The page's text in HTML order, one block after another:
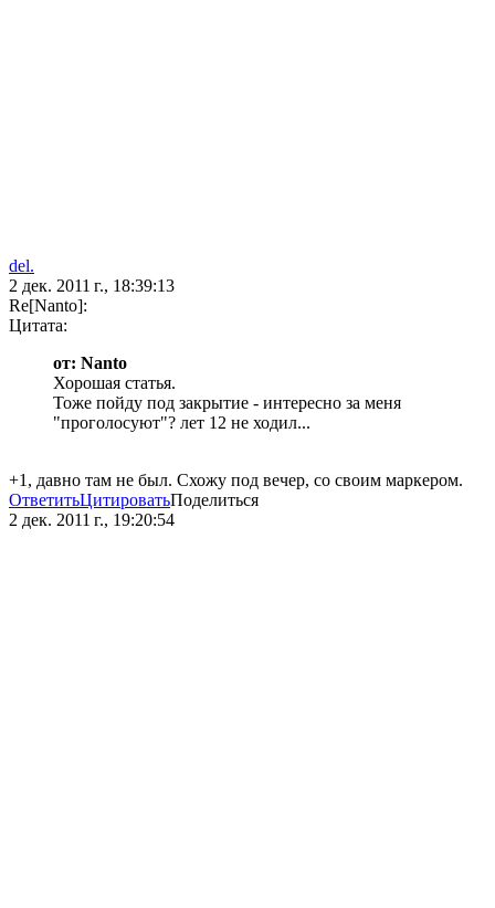
del.
2 дек. 2011 г., 18:39:13
Re[Nanto]:
Цитата:
от: Nanto
Хорошая статья.
Тоже пойду под закрытие - интересно за меня
"проголосуют"? лет 12 не ходил...
+1, давно там не был. Схожу под вечер, со своим маркером.
ОтветитьЦитироватьПоделиться
2 дек. 2011 г., 19:20:54